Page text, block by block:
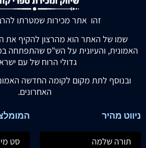
זהו אתר מכירות שמטרתו
שמו של האתר הוא מהרצון להקיף את
האמונית, והעיונית על הש"ס שהתפתחה
גדולי הרוח של עם
ובנוסף לתת מקום לקומה החדשה
האחרונים.
ניווט מהיר
תורה שלמה
סט